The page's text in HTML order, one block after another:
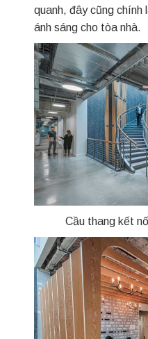
quanh, đây cũng chính
ánh sáng cho tòa nhà.
Cầu thang kết